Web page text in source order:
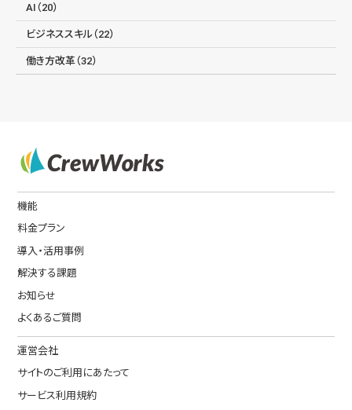
AI（20）
ビジネススキル（22）
働き方改革（32）
機能
料金プラン
導入・活用事例
解決する課題
お知らせ
よくあるご質問
運営会社
サイトのご利用にあたって
サービス利用規約